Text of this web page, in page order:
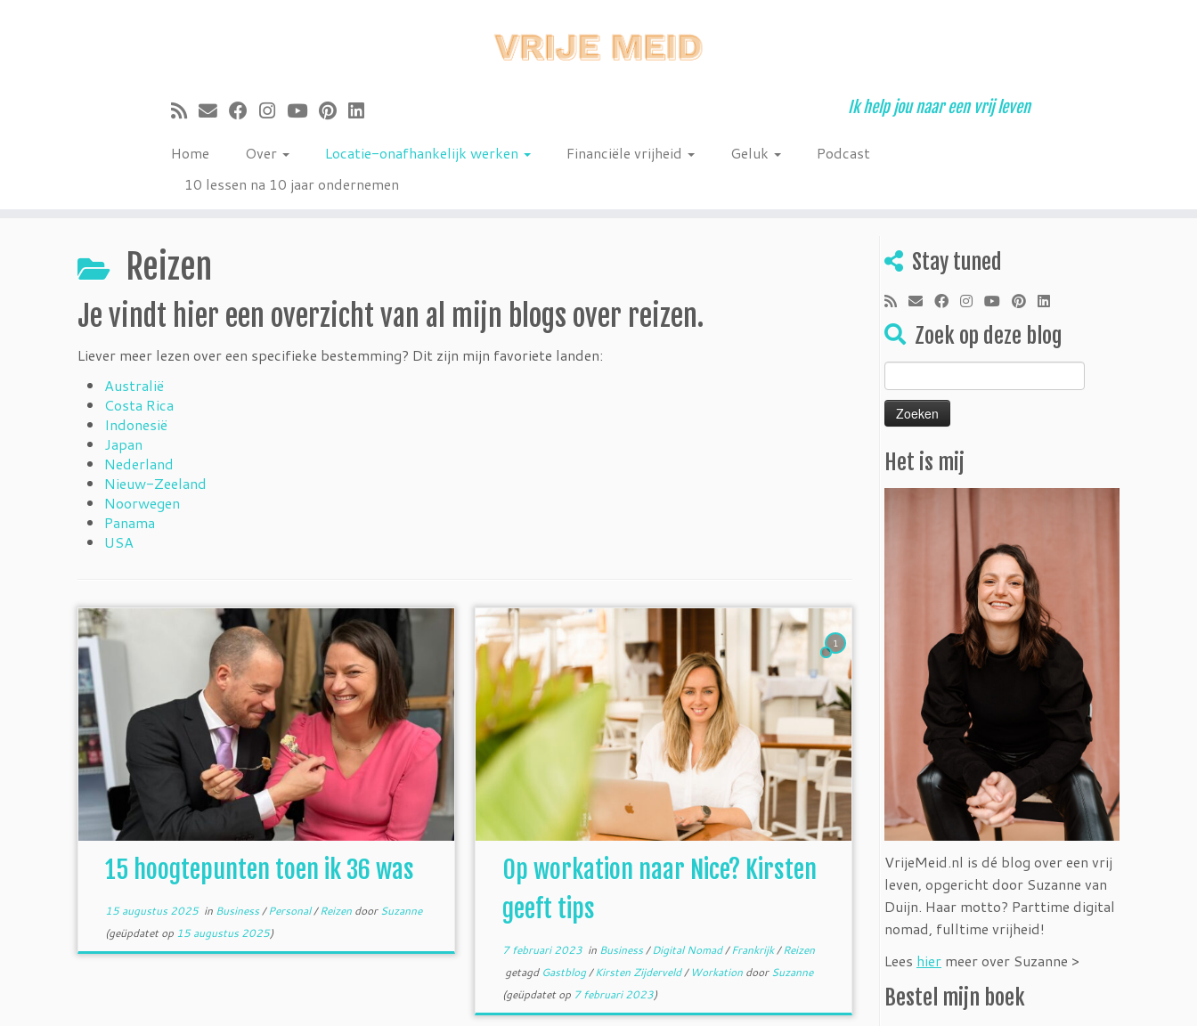
Ik help jou naar een vrij leven
Home Over Locatie-onafhankelijk werken Financiële vrijheid Geluk
Podcast
10 lessen na 10 jaar ondernemen
Reizen
Je vindt hier een overzicht van al mijn blogs over reizen.
Liever meer lezen over een specifieke bestemming? Dit zijn mijn favoriete landen:
Australië
Costa Rica
Indonesië
Japan
Nederland
Nieuw-Zeeland
Noorwegen
Panama
USA
15 hoogtepunten toen ik 36 was
15 augustus 2025in Business/Personal/Reizen doorSuzanne
(geüpdatet op 15 augustus 2025)
1
Op workation naar Nice? Kirsten
geeft tips
7 februari 2023in Business/Digital Nomad/Frankrijk/Reizen
getagd Gastblog/Kirsten Zijderveld/ Workation doorSuzanne
(geüpdatet op 7 februari 2023)
Stay tuned
Zoek op deze blog
Zoeken
naar:
Het is mij
VrijeMeid.nl is dé blog over een vrij
leven, opgericht door Suzanne van
Duijn. Haar motto? Parttime digital
nomad, fulltime vrijheid!
Lees hier meer over Suzanne >
Bestel mijn boek